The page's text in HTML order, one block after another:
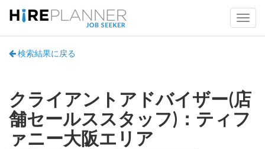
検索結果に戻る
クライアントアドバイザー(店
舗セールススタッフ)：ティフ
ァニー大阪エリア